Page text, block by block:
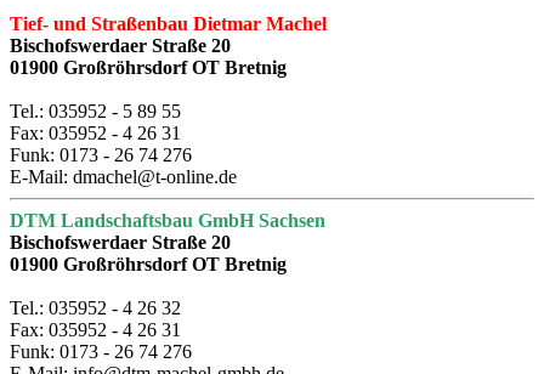
Tief- und Straßenbau Dietmar Machel
Bischofswerdaer Straße 20
01900 Großröhrsdorf OT Bretnig
Tel.: 035952 - 5 89 55
Fax: 035952 - 4 26 31
Funk: 0173 - 26 74 276
E-Mail: dmachel@t-online.de
DTM Landschaftsbau GmbH Sachsen
Bischofswerdaer Straße 20
01900 Großröhrsdorf OT Bretnig
Tel.: 035952 - 4 26 32
Fax: 035952 - 4 26 31
Funk: 0173 - 26 74 276